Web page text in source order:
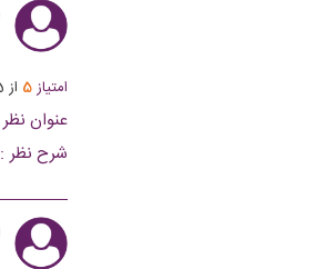
امتیاز5 از
عنوان
شرح نظر :